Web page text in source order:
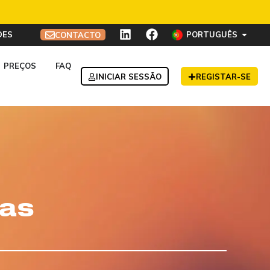
CONTACTO PORTUGUÊS
PREÇOS
FAQ
INICIAR SESSÃO
REGISTAR-SE